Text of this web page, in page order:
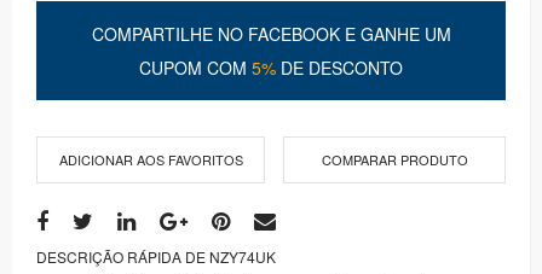
COMPARTILHE NO FACEBOOK E GANHE UM
CUPOM COM 5% DE DESCONTO
ADICIONAR AOS FAVORITOS COMPARAR PRODUTO
DESCRIÇÃO RÁPIDA DE NZY74UK